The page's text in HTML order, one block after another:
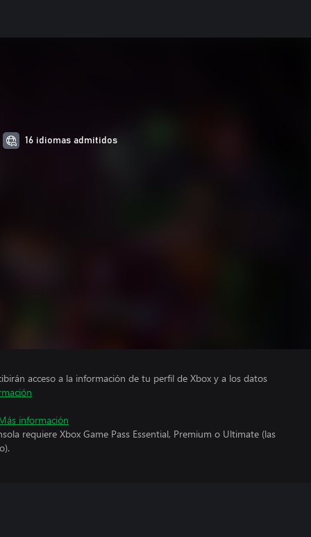
16 idiomas admitidos
acceso a la información de tu perfil de Xbox y a los datos
información
requiere Xbox Game Pass Essential, Premium o Ultimate (las